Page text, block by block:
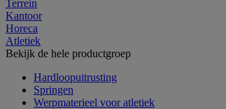
Terrein
Kantoor
Horeca
Atletiek
Bekijk de hele productgroep
Hardloopuitrusting
Springen
Werpmaterieel voor atletiek